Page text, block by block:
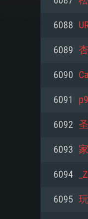
최소
운영체
프로세
메모리:
그래픽
최소
운영체
프로세
최소
운영체
프로세
메모리: 4
그래픽
6088
6089
6090
6091
6092
6093
6094
6095